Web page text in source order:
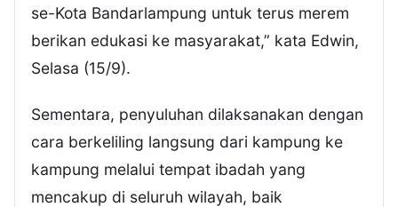
se-Kota Bandarlampung untuk terus merem
berikan edukasi ke masyarakat,” kata Edwin,
Selasa (15/9).
Sementara, penyuluhan dilaksanakan dengan
cara berkeliling langsung dari kampung ke
kampung melalui tempat ibadah yang
mencakup di seluruh wilayah, baik